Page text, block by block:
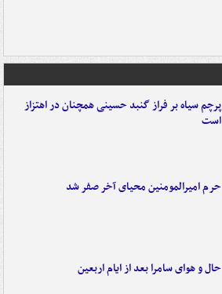
پرچم سیاه بر فراز گنبد حسینی همچنان در اهتزاز
است
حرم امیرالمومنین محیای آخر صفر شد
حال و هوای سامرا بعد از ایام اربعین